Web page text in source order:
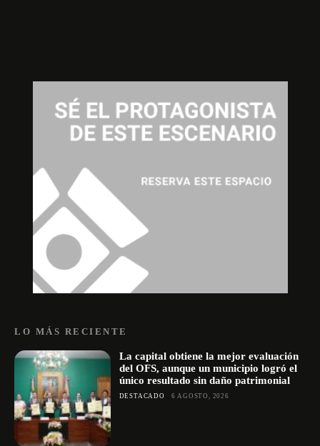
LO MÁS RECIENTE
La capital obtiene la mejor evaluación
del OFS, aunque un municipio logró el
único resultado sin daño patrimonial
DESTACADO 6 AGOSTO, 2026